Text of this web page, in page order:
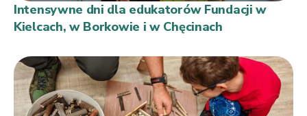
Intensywne dni dla edukatorów Fundacji w
Kielcach, w Borkowie i w Chęcinach